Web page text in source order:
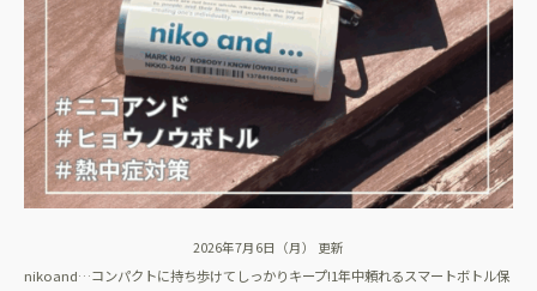
2026年7月6日（月） 更新
nikoand…コンパクトに持ち歩けてしっかりキープ!1年中頼れるスマートボトル保